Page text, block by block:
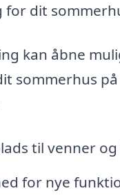
for dit
kan åbne
sommerhus
til venner
for nye